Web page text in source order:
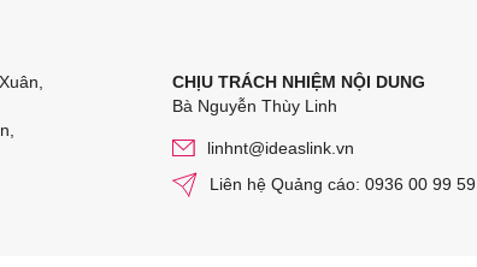
CHỊU TRÁCH NHIỆM NỘI DUNG
Bà Nguyễn Thùy Linh
linhnt@ideaslink.vn
Liên hệ Quảng cáo: 0936 00 99 59